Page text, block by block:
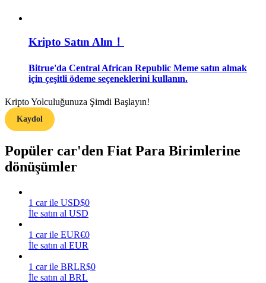
Nasıl kârlı kalabileceğinizi öğrenin
Kazan
Kripto Satın Alın！
Bitrue'da Central African Republic Meme satın almak
için çeşitli ödeme seçeneklerini kullanın.
Kripto Yolculuğunuza Şimdi Başlayın!
Kaydol
Popüler car'den Fiat Para Birimlerine
dönüşümler
1 car ile USD$0
İle satın al USD
1 car ile EUR€0
İle satın al EUR
1 car ile BRLR$0
İle satın al BRL